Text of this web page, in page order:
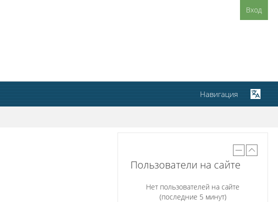
Вход
Пользователи на сайте
Нет пользователей на сайте
(последние 5 минут)
Навигация